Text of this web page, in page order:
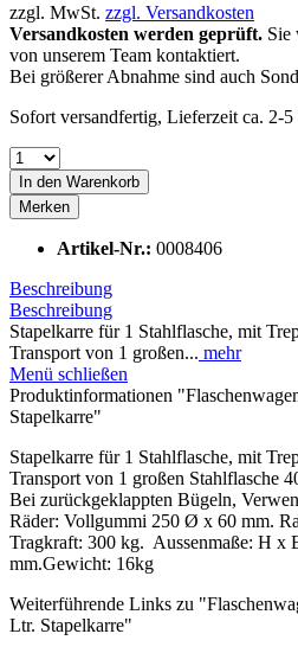
zzgl. MwSt. zzgl. Versandkosten
Versandkosten werden geprüft. Sie
von unserem Team kontaktiert.
Bei größerer Abnahme sind auch
Sofort versandfertig, Lieferzeit ca. 2-5
In den Warenkorb
Merken
Artikel-Nr.: 0008406
Beschreibung
Beschreibung
Stapelkarre für 1 Stahlflasche, mit
Transport von 1 großen... mehr
Menü schließen
Produktinformationen
Stapelkarre"
Stapelkarre für 1 Stahlflasche, mit
Transport von 1 großen Stahlflasche
Bei zurückgeklappten Bügeln,
Räder: Vollgummi 250 Ø x 60 mm.
Tragkraft: 300 kg. Aussenmaße: H x
mm.Gewicht: 16kg
Weiterführende Links zu
Ltr. Stapelkarre"